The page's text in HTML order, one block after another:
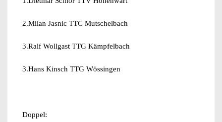
2.Milan Jasnic TTC Mutschelbach
3.Ralf Wollgast TTG Kämpfelbach
3.Hans Kinsch TTG Wössingen
Doppel: